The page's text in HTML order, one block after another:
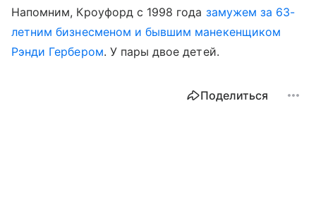
Напомним, Кроуфорд с 1998 года замужем за 63-
летним бизнесменом и бывшим манекенщиком
Рэнди Гербером. У пары двое детей.
Поделиться